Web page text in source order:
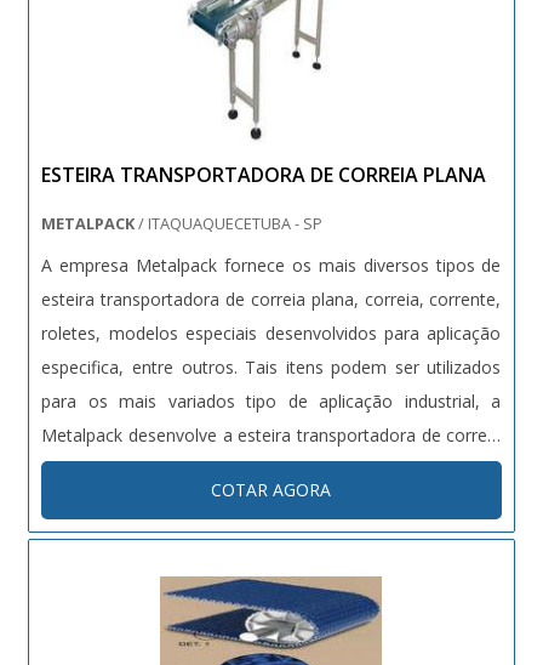
última geração. Tudo isso, unido a um time de
colaboradores proativos e trabalhadores de alta
qualidade, garante uma entrega de excelência de ponta a
ponta. Aproveite a visita para acessar o site e saber mais
sobre a empresa, os serviços e os produtos..
ESTEIRA TRANSPORTADORA DE CORREIA PLANA
METALPACK/ ITAQUAQUECETUBA - SP
A empresa Metalpack fornece os mais diversos tipos de
esteira transportadora de correia plana, correia, corrente,
roletes, modelos especiais desenvolvidos para aplicação
especifica, entre outros. Tais itens podem ser utilizados
para os mais variados tipo de aplicação industrial, a
Metalpack desenvolve a esteira transportadora de correia
plana com a utilização de tecnologia voltada para cada
necessidade, proporcionando benefícios, ganho de
produ....
COTAR AGORA